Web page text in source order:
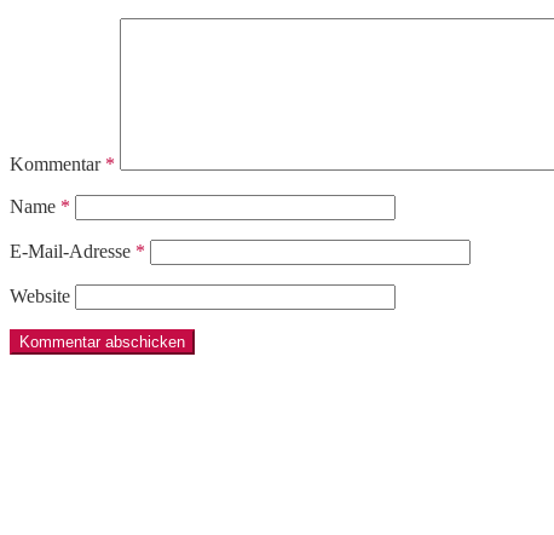
Kommentar *
Name *
E-Mail-Adresse *
Website